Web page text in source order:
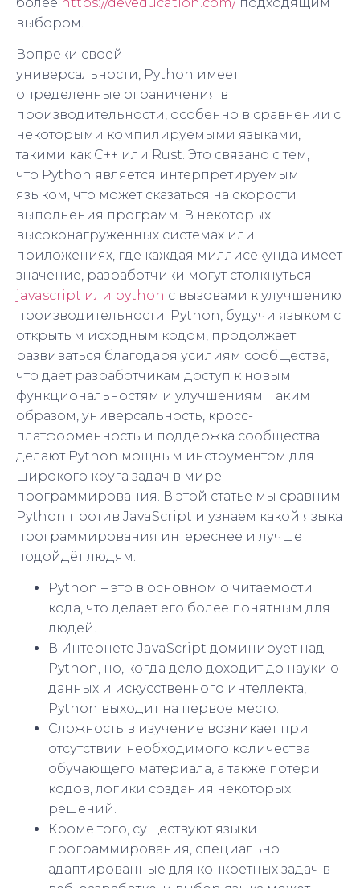
выбором.
Вопреки своей
универсальности, Python имеет
определенные ограничения в
производительности, особенно в сравнении с
некоторыми компилируемыми языками,
такими как C++ или Rust. Это связано с тем,
что Python является интерпретируемым
языком, что может сказаться на скорости
выполнения программ. В некоторых
высоконагруженных системах или
приложениях, где каждая миллисекунда имеет
значение, разработчики могут столкнуться
javascript или python с вызовами к улучшению
производительности. Python, будучи языком с
открытым исходным кодом, продолжает
развиваться благодаря усилиям сообщества,
что дает разработчикам доступ к новым
функциональностям и улучшениям. Таким
образом, универсальность, кросс-
платформенность и поддержка сообщества
делают Python мощным инструментом для
широкого круга задач в мире
программирования. В этой статье мы сравним
Python против JavaScript и узнаем какой языка
программирования интереснее и лучше
подойдёт людям.
Python – это в основном о читаемости
кода, что делает его более понятным для
людей.
В Интернете JavaScript доминирует над
Python, но, когда дело доходит до науки о
данных и искусственного интеллекта,
Python выходит на первое место.
Сложность в изучение возникает при
отсутствии необходимого количества
обучающего материала, а также потери
кодов, логики создания некоторых
решений.
Кроме того, существуют языки
программирования, специально
адаптированные для конкретных задач в